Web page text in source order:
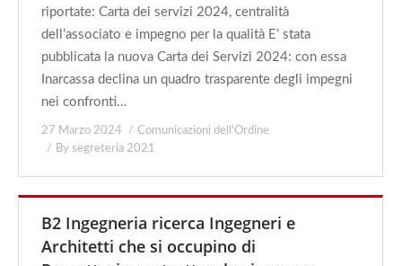
riportate: Carta dei servizi 2024, centralità
dell’associato e impegno per la qualità E’ stata
pubblicata la nuova Carta dei Servizi 2024: con essa
Inarcassa declina un quadro trasparente degli impegni
nei confronti…
27 Marzo 2024
Comunicazioni dell'Ordine
By segreteria 2021
B2 Ingegneria ricerca Ingegneri e
Architetti che si occupino di